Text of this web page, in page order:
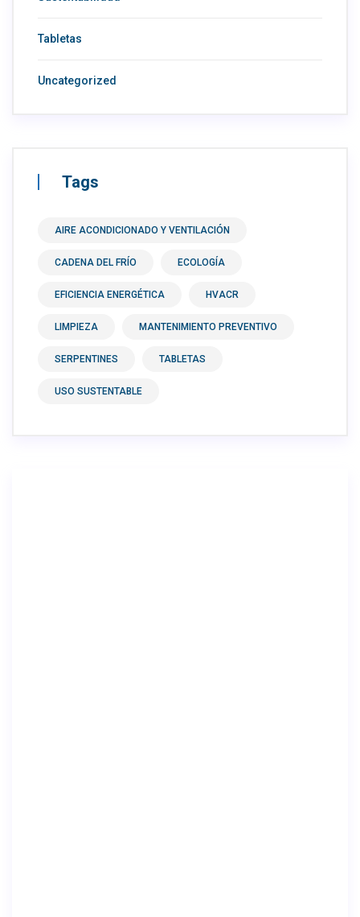
Tabletas
Uncategorized
Tags
AIRE ACONDICIONADO Y VENTILACIÓN
CADENA DEL FRÍO ECOLOGÍA
EFICIENCIA ENERGÉTICA HVACR
LIMPIEZA MANTENIMIENTO PREVENTIVO
SERPENTINES TABLETAS
USO SUSTENTABLE